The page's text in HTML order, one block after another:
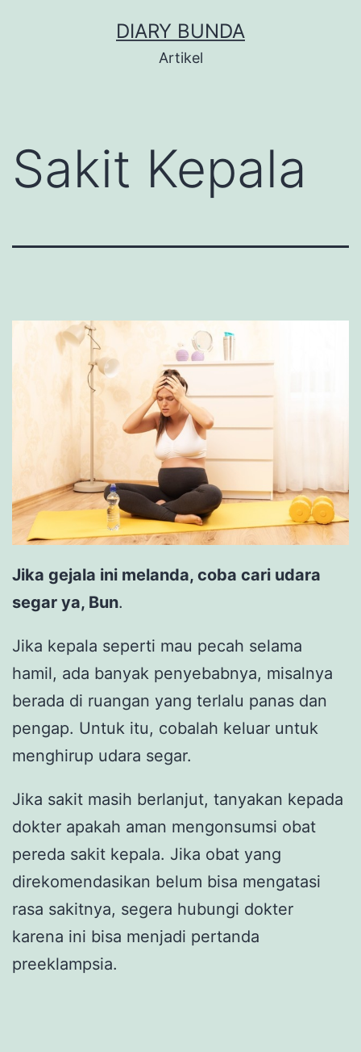
DIARY BUNDA
Artikel
Sakit Kepala
Jika gejala ini melanda, coba cari udara
segar ya, Bun.
Jika kepala seperti mau pecah selama
hamil, ada banyak penyebabnya, misalnya
berada di ruangan yang terlalu panas dan
pengap. Untuk itu, cobalah keluar untuk
menghirup udara segar.
Jika sakit masih berlanjut, tanyakan kepada
dokter apakah aman mengonsumsi obat
pereda sakit kepala. Jika obat yang
direkomendasikan belum bisa mengatasi
rasa sakitnya, segera hubungi dokter
karena ini bisa menjadi pertanda
preeklampsia.